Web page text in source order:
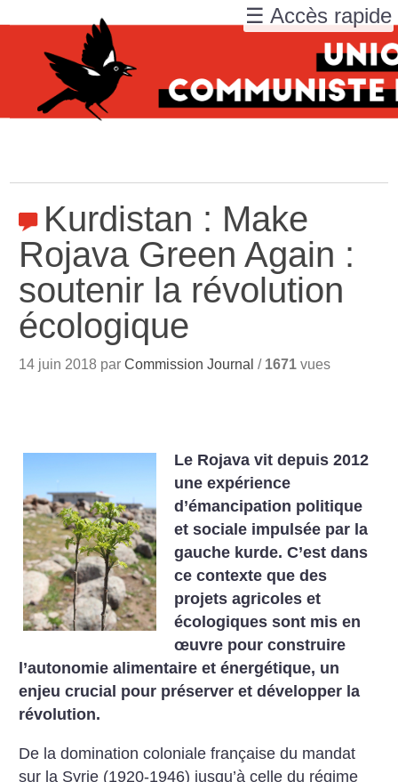
Kurdistan : Make
Rojava Green Again :
soutenir la révolution
écologique
14 juin 2018 parCommission Journal / 1671 vues
Le Rojava vit depuis 2012
une expérience
d’émancipation politique
et sociale impulsée par la
gauche kurde. C’est dans
ce contexte que des
projets agricoles et
écologiques sont mis en
œuvre pour construire
l’autonomie alimentaire et énergétique, un
enjeu crucial pour préserver et développer la
révolution.
De la domination coloniale française du mandat
sur la Syrie (1920-1946) jusqu’à celle du régime
☰ Accès rapide